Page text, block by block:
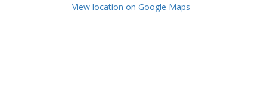
View location on Google Maps